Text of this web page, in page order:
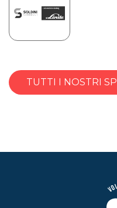
TUTTI I NOSTRI